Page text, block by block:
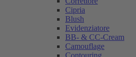
Cipria
Blush
Evidenziatore
BB- & CC-Cream
Camouflage
Contouring